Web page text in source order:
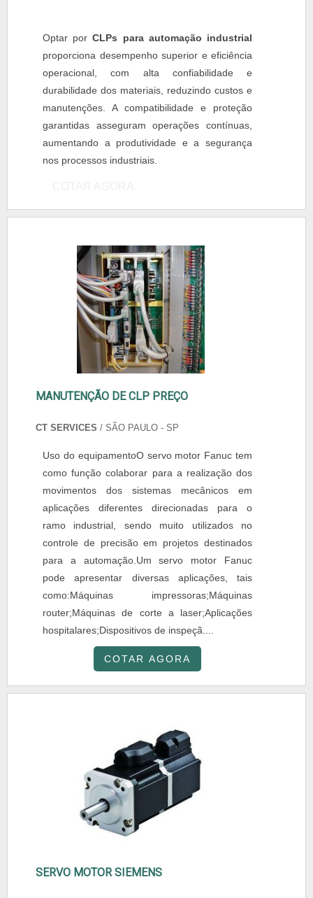
Optar porCLPs para automação industrial
proporciona desempenho superior e eficiência
operacional, com alta confiabilidade e
durabilidade dos materiais, reduzindo custos e
manutenções. A compatibilidade e proteção
garantidas asseguram operações contínuas,
aumentando a produtividade e a segurança
nos processos industriais.
MANUTENÇÃO DE CLP PREÇO
CT SERVICES / SÃO PAULO - SP
Uso do equipamentoO servo motor Fanuc tem
como função colaborar para a realização dos
movimentos dos sistemas mecânicos em
aplicações diferentes direcionadas para o
ramo industrial, sendo muito utilizados no
controle de precisão em projetos destinados
para a automação.Um servo motor Fanuc
pode apresentar diversas aplicações, tais
como:Máquinas impressoras;Máquinas
router;Máquinas de corte a laser;Aplicações
hospitalares;Dispositivos de inspeçã....
COTAR AGORA
SERVO MOTOR SIEMENS